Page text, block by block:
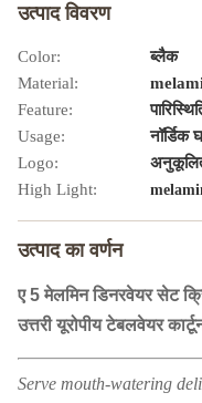
उत्पाद विवरण
Color:
ब्लैक
Material:
Feature:
Usage:
नॉर्डिक
Logo:
High Light:
उत्पाद का वर्णन
ए 5 मेलमिन डिनरवेयर सेट
उत्तरी यूरोपीय टेबलवेयर
Serve mouth-watering